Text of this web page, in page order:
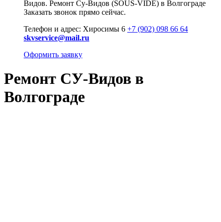
Видов. Ремонт Су-Видов (SOUS-VIDE) в Волгограде
Заказать звонок прямо сейчас.
Телефон и адрес: Хиросимы 6 +7 (902) 098 66 64
skvservice@mail.ru
Оформить заявку
Ремонт СУ-Видов в
Волгограде